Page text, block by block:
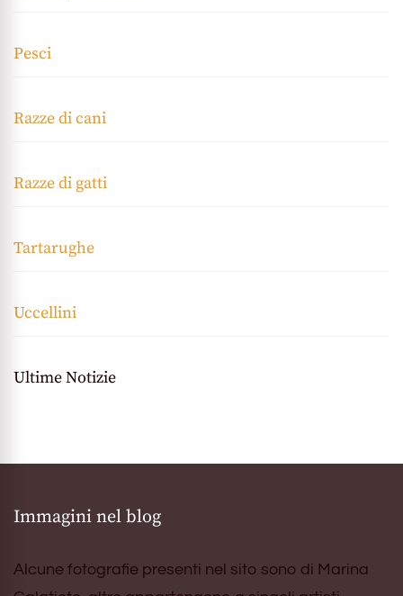
Pesci
Razze di cani
Razze di gatti
Tartarughe
Uccellini
Ultime Notizie
Immagini nel blog
Alcune fotografie presenti nel sito sono di Marina